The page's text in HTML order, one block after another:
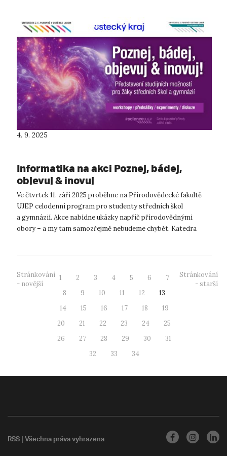
4. 9. 2025
Informatika na akci Poznej, bádej,
objevuj & inovuj
Ve čtvrtek 11. září 2025 proběhne na Přírodovědecké fakultě
UJEP celodenní program pro studenty středních škol
a gymnázií. Akce nabídne ukázky napříč přírodovědnými
obory – a my tam samozřejmě nebudeme chybět. Katedra
Stránkování
- novější
1 2 3 4 5 6
7
8
9 10 11 12
13
14
15 16 17 18
19
20
21 22 23 24
25
26
27 28 29 30
31
32
33 34
Stránkování
- starší
RSS| Všechna práva vyhrazena